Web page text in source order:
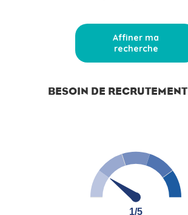
Affiner ma
recherche
BESOIN DE RECRUTEMENT
1/5
1/5